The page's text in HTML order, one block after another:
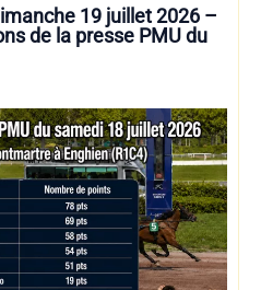
19 juillet 2026 –
de la presse PMU du